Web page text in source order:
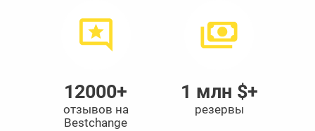
12000+
отзывов на
Bestchange
1 млн $+
резервы